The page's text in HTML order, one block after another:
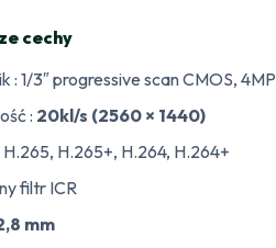
cechy
: 1/3″ progressive scan CMOS, 4MP
: 20kl/s (2560 × 1440)
H.265, H.265+, H.264, H.264+
filtr ICR
mm